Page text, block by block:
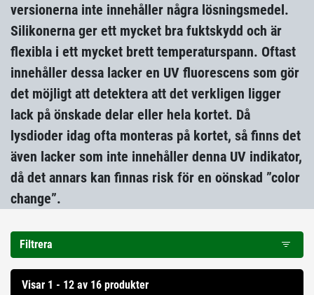
versionerna inte innehåller några lösningsmedel.
Silikonerna ger ett mycket bra fuktskydd och är
flexibla i ett mycket brett temperaturspann. Oftast
innehåller dessa lacker en UV fluorescens som gör
det möjligt att detektera att det verkligen ligger
lack på önskade delar eller hela kortet. Då
lysdioder idag ofta monteras på kortet, så finns det
även lacker som inte innehåller denna UV indikator,
då det annars kan finnas risk för en oönskad ”color
change”.
Filtrera
Visar 1 - 12 av 16 produkter